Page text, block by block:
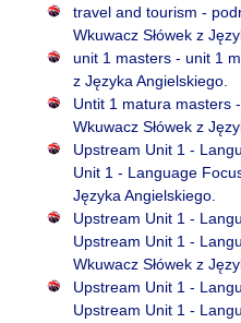
travel and tourism -
Wkuwacz Słówek z
unit 1 masters - unit 1
z Języka Angielskiego.
Untit 1 matura masters
Wkuwacz Słówek z
Upstream Unit 1 -
Unit 1 - Language
Języka Angielskiego.
Upstream Unit 1 -
Upstream Unit 1 -
Wkuwacz Słówek z
Upstream Unit 1 -
Upstream Unit 1 -